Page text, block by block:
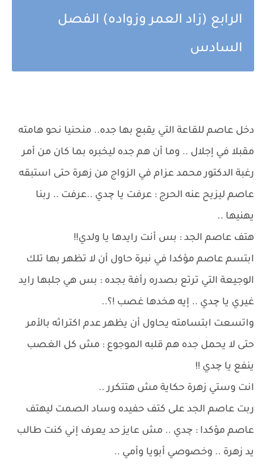
الرابع (زاد العمر وزواده) الفصل
السادس
دخل عاصم للقاعة التي يقبع بها جده.. منحنيا نحو هامته
مقبلا في إجلال .. وما أن هم جده ليخبره بما كان من أمر
رغبة الدكتور محمد عزام في الزواج من زهرة حتى استبقه
عاصم ليزيح عنه الحرج : عرفت يا چدي ..عرفت .. ربنا
يهنيها ..
هتف عاصم الجد : بس أنت رايدها يا ولدي!!
ابتسم عاصم مؤكدا في نبرة حاول أن لا تظهر بها تلك
الوجيعة التي ترتع بصدره رأفة بجده : بس هي جلبها رايد
غيري يا چدي .. إيه هخدها غصب !؟..
واتسعت ابتسامته يحاول أن يظهر عدم اكتراثه بالأمر
حتى لا يحمل جده هم قلبه الموجوع : مش كل الغصب
ينفع يا چدي !!
انت وستي زهرة حكاية مش هتتكرر ..
ربت عاصم الجد على كتف حفيده وساد الصمت ليهتف
عاصم مؤكدا : چدي .. مش عايز حد يعرف إني كنت طالب
يد زهرة .. وخصوصي أبويا وأمي ..